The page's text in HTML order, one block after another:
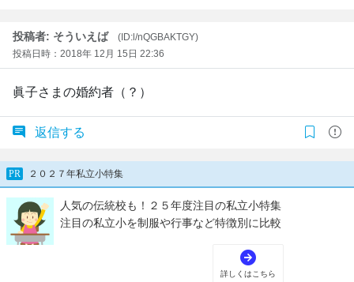
投稿者: そういえば
(ID:l/nQGBAKTGY)
投稿日時：2018年 12月 15日 22:36
眞子さまの婚約者（？）
返信する